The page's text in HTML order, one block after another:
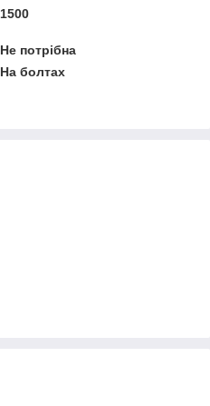
1500
Не потрібна
На болтах